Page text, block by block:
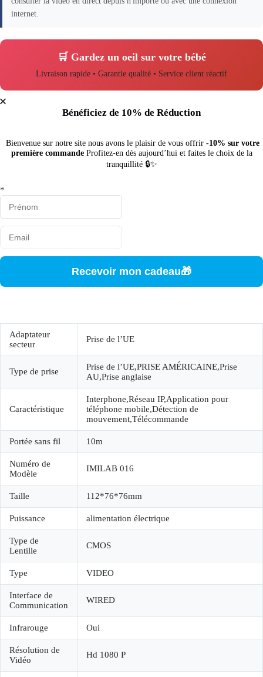
internet.
🛒 Gardez un oeil sur votre bébé
Livraison rapide • Garantie qualité • Service client réactif
Bénéficiez de 10% de Réduction
Bienvenue sur notre site nous avons le plaisir de vous offrir -10% sur votre
première commandeProfitez-en dès aujourd’hui et faites le choix de la
tranquillité 🔒✨
*
Recevoir mon cadeau🎁
Adaptateur
secteur
Prise de l’UE
Type de prise
Prise de l’UE,PRISE AMÉRICAINE,Prise
AU,Prise anglaise
Caractéristique
Interphone,Réseau IP,Application pour
téléphone mobile,Détection de
mouvement,Télécommande
Portée sans fil 10m
Numéro de
Modèle
IMILAB 016
Taille 112*76*76mm
Puissance alimentation électrique
Type de
Lentille
CMOS
Type VIDEO
Interface de
Communication
WIRED
Infrarouge Oui
Résolution de
Vidéo
Hd 1080 P